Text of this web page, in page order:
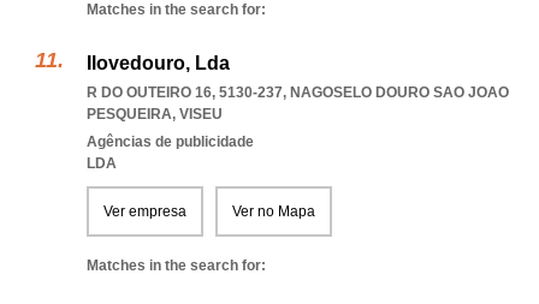
Matches in the search for:
Ilovedouro, Lda
R DO OUTEIRO 16, 5130-237, NAGOSELO DOURO SAO JOAO
PESQUEIRA, VISEU
Agências de publicidade
LDA
Ver empresa Ver no Mapa
Matches in the search for: